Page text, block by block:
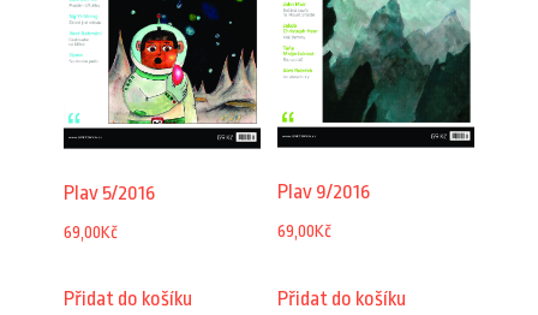
Plav 5/2016
69,00Kč
Přidat do košíku
Plav 9/2016
69,00Kč
Přidat do košíku